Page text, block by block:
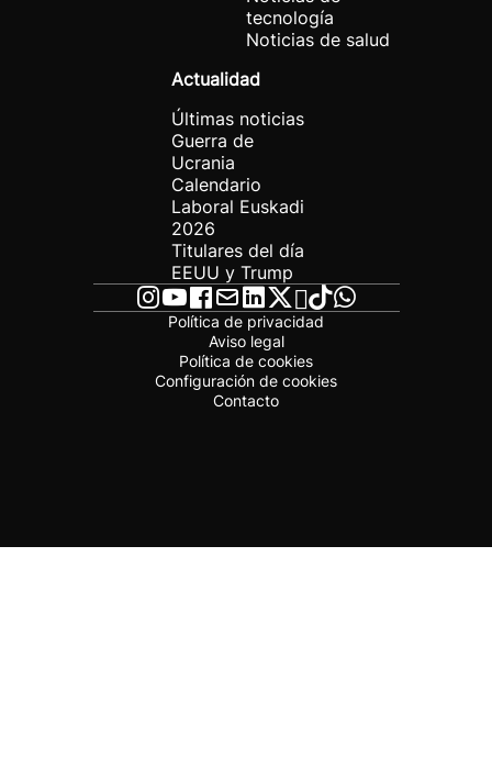
tecnología
Noticias de salud
Actualidad
Últimas noticias
Guerra de
Ucrania
Calendario
Laboral Euskadi
2026
Titulares del día
EEUU y Trump
Política de privacidad
Aviso legal
Política de cookies
Configuración de cookies
Contacto